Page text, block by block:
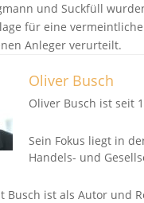
und Suckfüll
für eine
Anleger verurteilt.
Oliver Busch
Oliver Busch ist seit
Sein Fokus liegt in
Handels- und
Busch ist als Autor und